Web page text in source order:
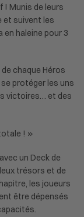
! Munis de leurs
et suivent les
en haleine pour 3
chaque Héros
protéger les uns
victoires… et des
! »
un Deck de
trésors et de
les joueurs
être dépensés